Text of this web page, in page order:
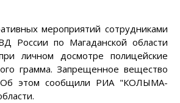
мероприятий сотрудниками
России по Магаданской области
личном досмотре полицейские
грамма. Запрещенное вещество
Об этом сообщили РИА "КОЛЫМА-